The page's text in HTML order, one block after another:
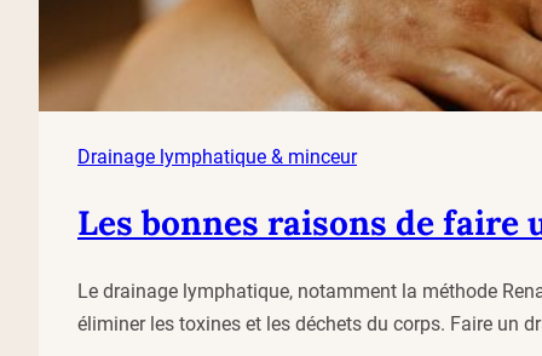
Drainage lymphatique & minceur
Les bonnes raisons de faire
Le drainage lymphatique, notamment la méthode
éliminer les toxines et les déchets du corps. Faire un